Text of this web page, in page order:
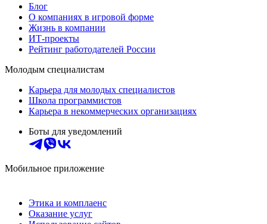
Блог
О компаниях в игровой форме
Жизнь в компании
ИТ-проекты
Рейтинг работодателей России
Молодым специалистам
Карьера для молодых специалистов
Школа программистов
Карьера в некоммерческих организациях
Боты для уведомлений
Мобильное приложение
Этика и комплаенс
Оказание услуг